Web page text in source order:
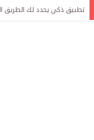
تركيا وسوريا توقعان اتفاقية